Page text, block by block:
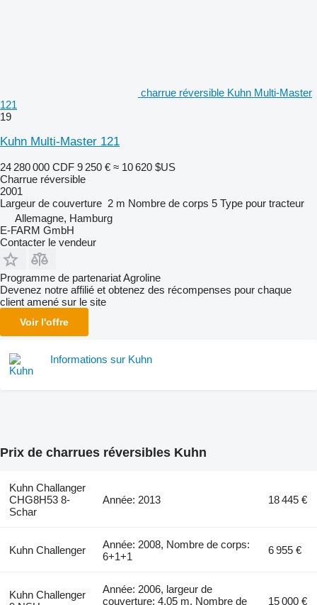
charrue réversible Kuhn Multi-Master
121
19
Kuhn Multi-Master 121
24 280 000 CDF 9 250 € ≈ 10 620 $US
Charrue réversible
2001
Largeur de couverture 2 m Nombre de corps 5 Type pour tracteur
Allemagne, Hamburg
E-FARM GmbH
Contacter le vendeur
Programme de partenariat Agroline
Devenez notre affilié et obtenez des récompenses pour chaque
client amené sur le site
Voir l'offre
Informations sur Kuhn
Prix de charrues réversibles Kuhn
Kuhn Challanger
CHG8H53 8-
Schar
Année: 2013 18 445 €
Kuhn Challenger
Année: 2008, Nombre de corps:
6+1+1
6 955 €
Kuhn Challenger
Année: 2006, largeur de
couverture: 4,05 m, Nombre de
15 000 €